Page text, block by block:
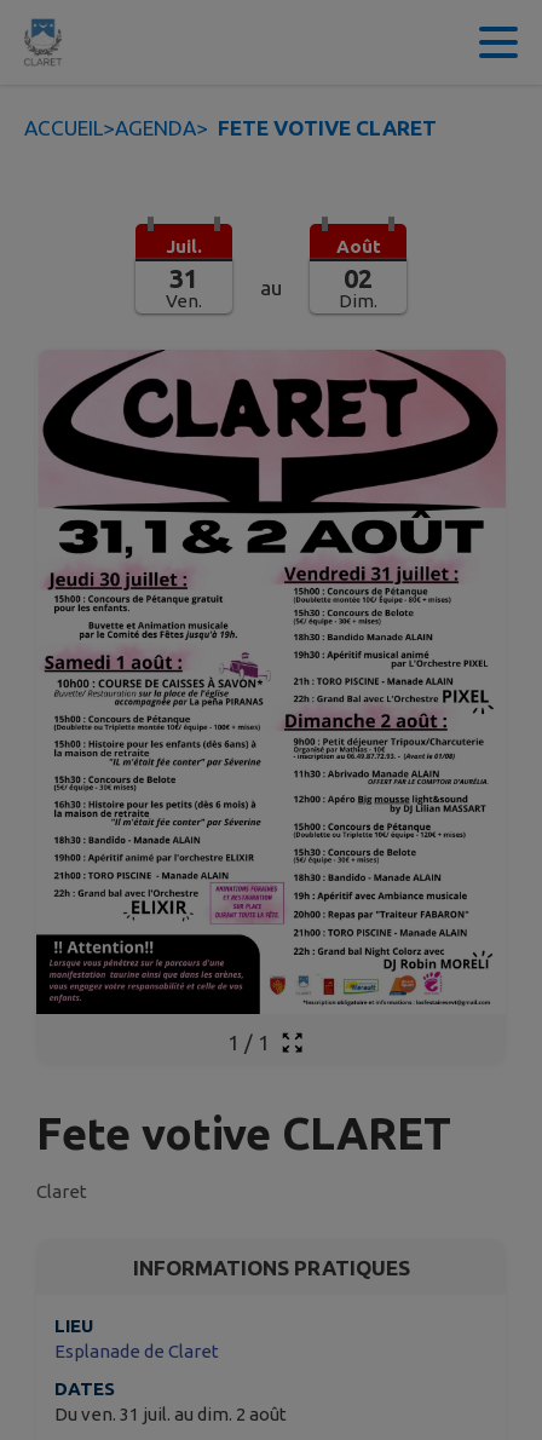
Contenu
ACCUEIL>AGENDA> FETE VOTIVE CLARET
Juil.
31
Ven.
au
Août
02
Dim.
1 / 1
Fete votive CLARET
Claret
INFORMATIONS PRATIQUES
LIEU
Esplanade de Claret
DATES
Du ven. 31 juil. au dim. 2 août